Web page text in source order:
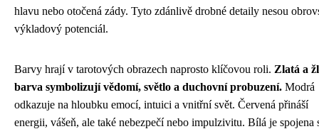
hlavu nebo otočená zády. Tyto zdánlivě drobné detaily nesou
výkladový potenciál.
Barvy hrají v tarotových obrazech naprosto klíčovou roli. Zlatá a
barva symbolizují vědomí, světlo a duchovní probuzení. Modrá
odkazuje na hloubku emocí, intuici a vnitřní svět. Červená přináší
energii, vášeň, ale také nebezpečí nebo impulzivitu. Bílá je spojena